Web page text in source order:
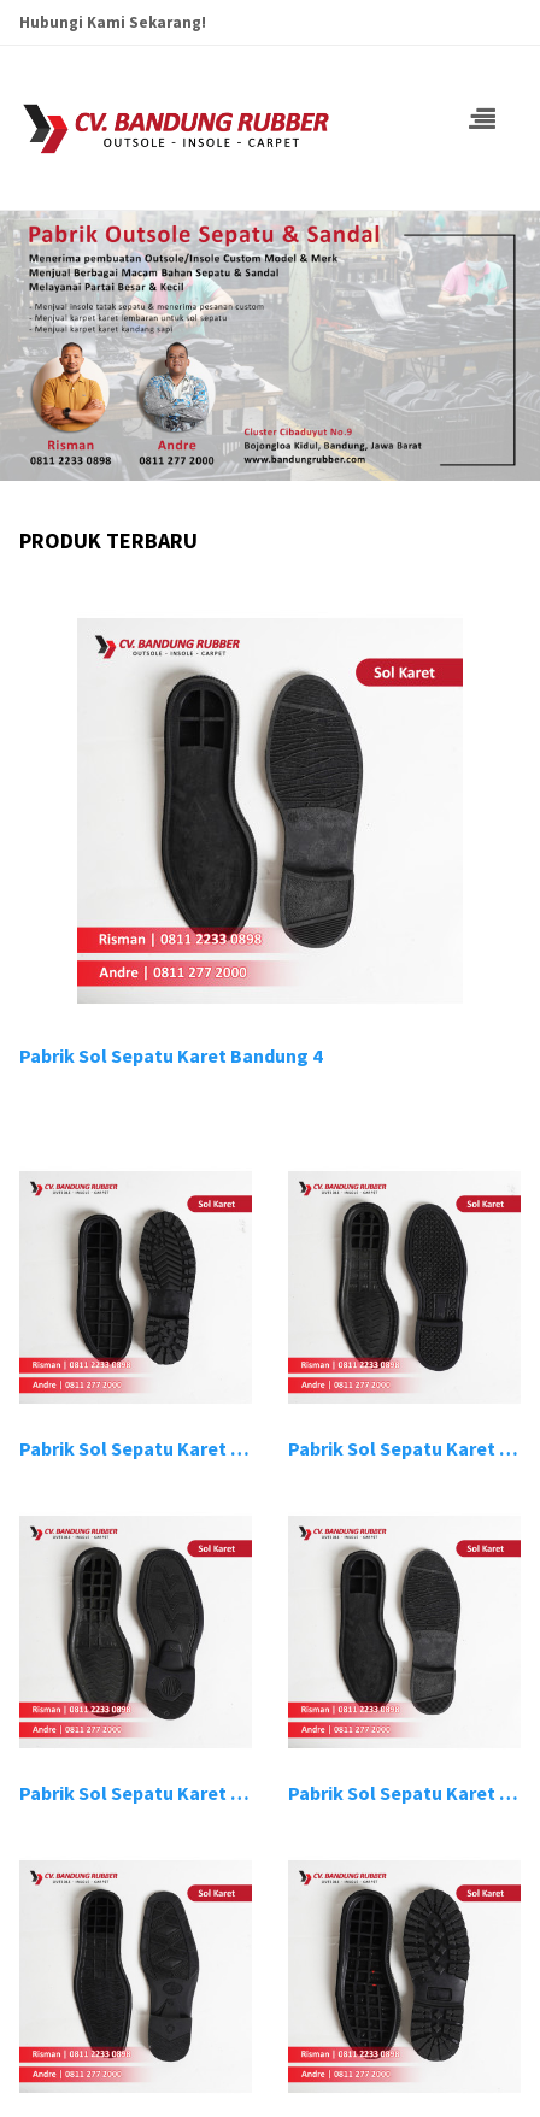
Hubungi Kami Sekarang!
PRODUK TERBARU
Pabrik Sol Sepatu Karet Bandung 4
Pabrik Sol Sepatu Karet Bandung 1 Pabrik Sol Sepatu Karet Bandung 2
Pabrik Sol Sepatu Karet Bandung 3 Pabrik Sol Sepatu Karet Bandung 4